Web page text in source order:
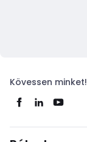
Kövessen minket!